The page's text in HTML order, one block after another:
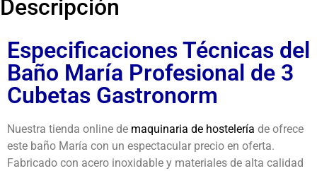
Descripción
Especificaciones Técnicas del
Baño María Profesional de 3
Cubetas Gastronorm
Nuestra tienda online de maquinaria de hostelería de ofrece
este baño María con un espectacular precio en oferta.
Fabricado con acero inoxidable y materiales de alta calidad